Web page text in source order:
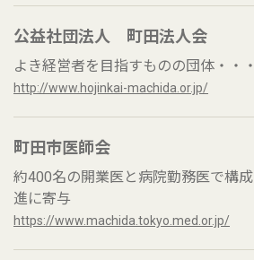
公益社団法人 町田法人会
よき経営者を目指すものの団体・・
http://www.hojinkai-machida.or.jp/
町田市医師会
約400名の開業医と病院勤務医で構
進に寄与
https://www.machida.tokyo.med.or.jp/